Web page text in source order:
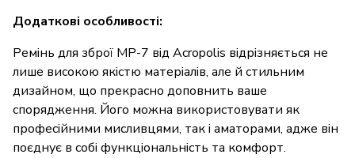
Додаткові особливості:
Ремінь для зброї МР-7 від Acropolis відрізняється не
лише високою якістю матеріалів, але й стильним
дизайном, що прекрасно доповнить ваше
спорядження. Його можна використовувати як
професійними мисливцями, так і аматорами, адже він
поєднує в собі функціональність та комфорт.